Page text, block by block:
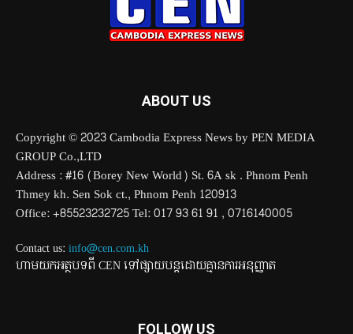
ABOUT US
Copyright © 2023 Cambodia Express News by PEN MEDIA
GROUP Co.,LTD
Address : #16 (Borey New World) St. 6A sk . Phnom Penh
Thmey kh. Sen Sok ct., Phnom Penh 120913
Office: +85523232725 Tel: 017 93 61 91 , 0716140005
Contact us: info@cen.com.kh
ហាមយកអត្ថបទពី CEN ទៅផ្សាយបន្តដោយគ្មានការអនុញ្ញាត
FOLLOW US